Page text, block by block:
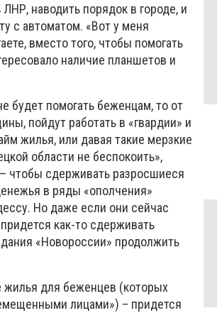
наводить порядок в городе, и
с автоматом. «Вот у меня
вместо того, чтобы помогать
наличие планшетов и
будет помогать беженцам, то от
пойдут работать в «гвардии» и
жилья, или давая такие мерзкие
области не беспокоить»,
чтобы сдерживать разросшиеся
в ряды «ополчения»
Но даже если они сейчас
как-то сдерживать
«Новороссии» продолжить
жилья для беженцев (которых
лицами») – придется